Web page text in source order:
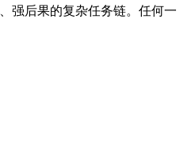
强后果的复杂任务链。任何一